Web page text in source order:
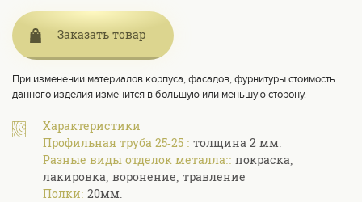
Заказать товар
При изменении материалов корпуса, фасадов, фурнитуры стоимость
данного изделия изменится в большую или меньшую сторону.
Характеристики
Профильная труба 25-25 : толщина 2 мм.
Разные виды отделок металла:: покраска,
лакировка, воронение, травление
Полки: 20мм.